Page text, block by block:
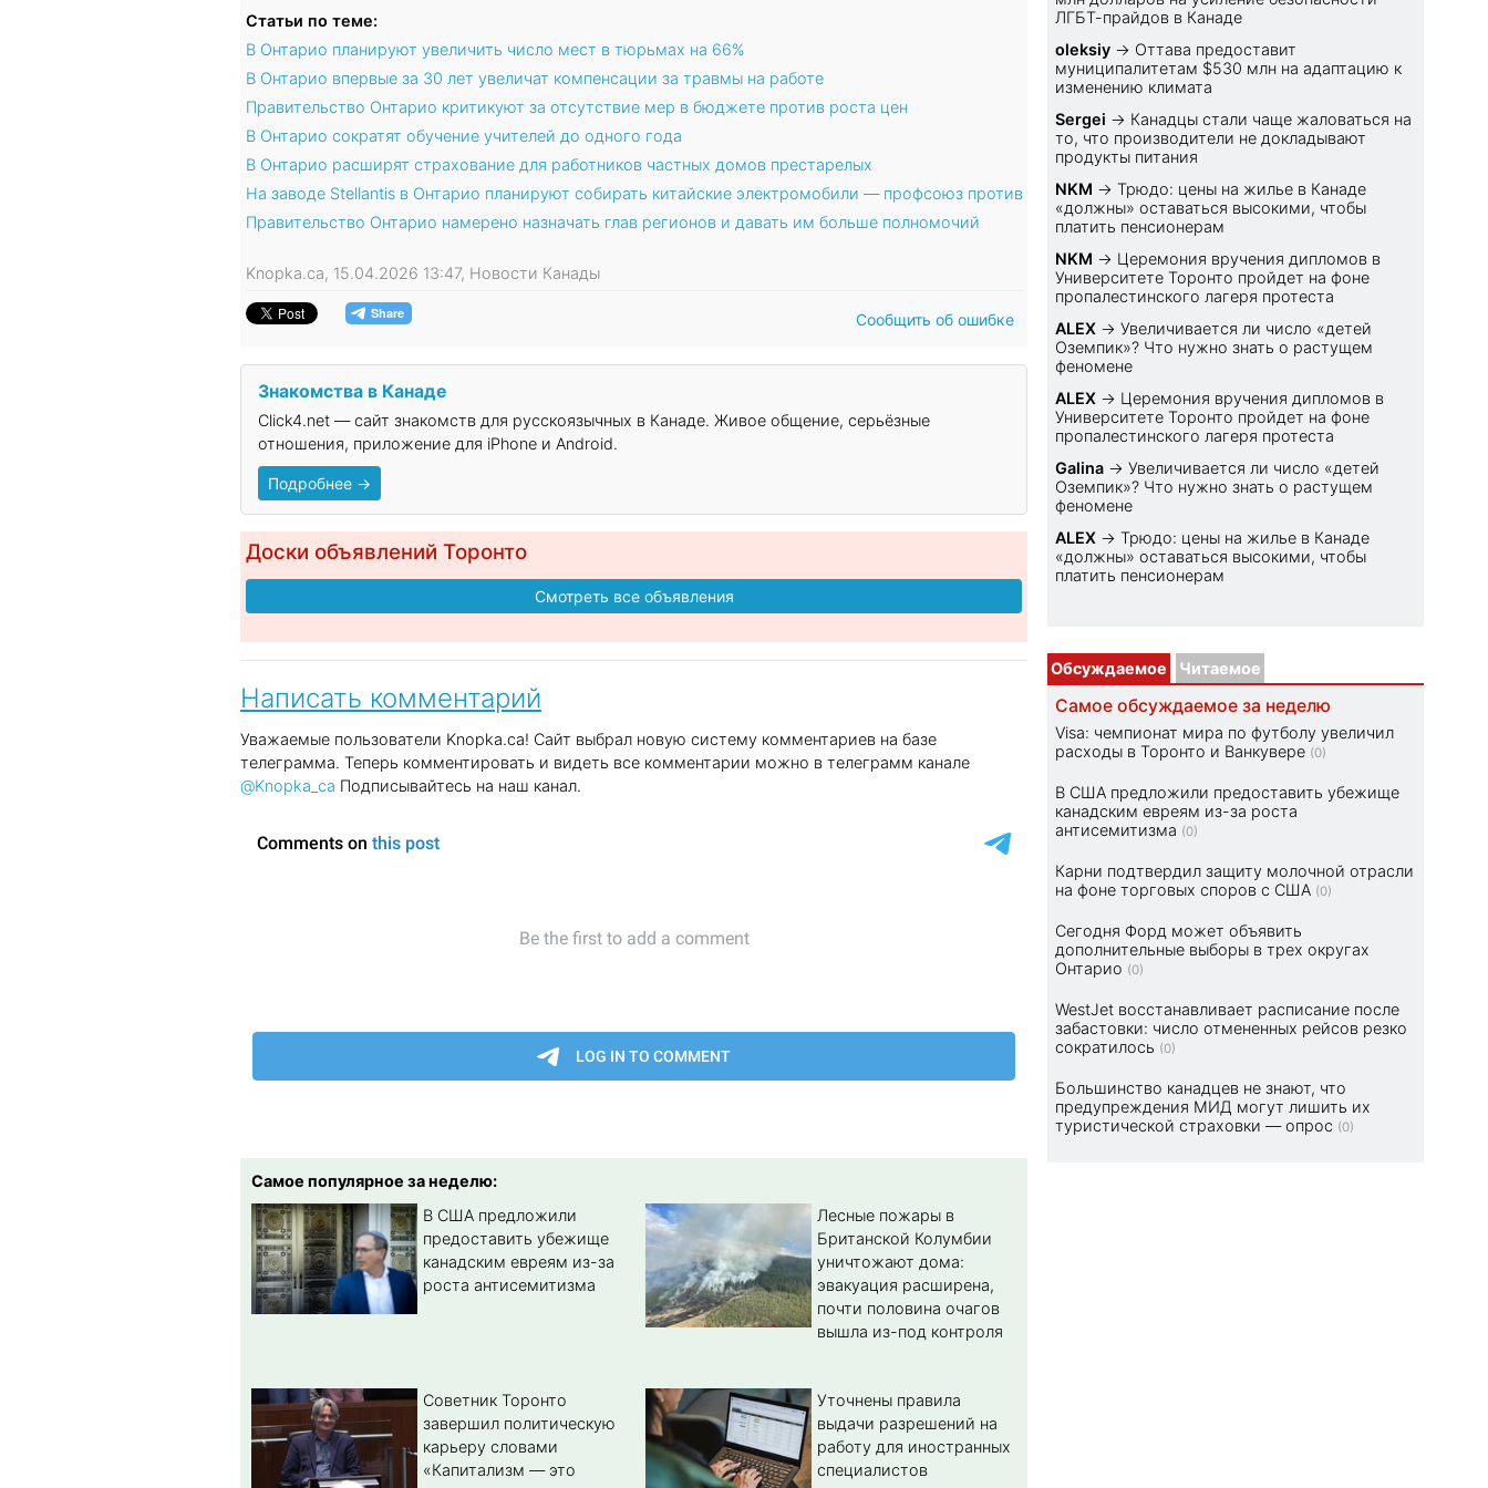
Статьи по теме:
В Онтарио планируют увеличить число мест в тюрьмах на 66%
В Онтарио впервые за 30 лет увеличат компенсации за травмы на работе
Правительство Онтарио критикуют за отсутствие мер в бюджете против роста цен
В Онтарио сократят обучение учителей до одного года
В Онтарио расширят страхование для работников частных домов престарелых
На заводе Stellantis в Онтарио планируют собирать китайские электромобили — профсоюз против
Правительство Онтарио намерено назначать глав регионов и давать им больше полномочий
Knopka.ca, 15.04.2026 13:47, Новости Канады
Сообщить об ошибке
Знакомства в Канаде
Click4.net — сайт знакомств для русскоязычных в Канаде. Живое общение, серьёзные
отношения, приложение для iPhone и Android.
Подробнее →
Доски объявлений Торонто
Смотреть все объявления
Написать комментарий
Уважаемые пользователи Knopka.ca! Сайт выбрал новую систему комментариев на базе
телеграмма. Теперь комментировать и видеть все комментарии можно в телеграмм канале
@Knopka_ca Подписывайтесь на наш канал.
Самое популярное за неделю:
В США предложили
предоставить убежище
канадским евреям из-за
роста антисемитизма
Лесные пожары в
Британской Колумбии
уничтожают дома:
эвакуация расширена,
почти половина очагов
вышла из-под контроля
Советник Торонто
завершил политическую
карьеру словами
«Капитализм — это
Уточнены правила
выдачи разрешений на
работу для иностранных
специалистов
ЛГБТ-прайдов в Канаде
oleksiy → Оттава предоставит
муниципалитетам $530 млн на адаптацию к
изменению климата
Sеrgei → Канадцы стали чаще жаловаться на
то, что производители не докладывают
продукты питания
NKM →Трюдо: цены на жилье в Канаде
«должны» оставаться высокими, чтобы
платить пенсионерам
NKM → Церемония вручения дипломов в
Университете Торонто пройдет на фоне
пропалестинского лагеря протеста
ALEX →Увеличивается ли число «детей
Оземпик»? Что нужно знать о растущем
феномене
ALEX → Церемония вручения дипломов в
Университете Торонто пройдет на фоне
пропалестинского лагеря протеста
Galina →Увеличивается ли число «детей
Оземпик»? Что нужно знать о растущем
феномене
ALEX →Трюдо: цены на жилье в Канаде
«должны» оставаться высокими, чтобы
платить пенсионерам
Обсуждаемое Читаемое
Самое обсуждаемое за неделю
Visa: чемпионат мира по футболу увеличил
расходы в Торонто и Ванкувере (0)
В США предложили предоставить убежище
канадским евреям из-за роста
антисемитизма (0)
Карни подтвердил защиту молочной отрасли
на фоне торговых споров с США (0)
Сегодня Форд может объявить
дополнительные выборы в трех округах
Онтарио (0)
WestJet восстанавливает расписание после
забастовки: число отмененных рейсов резко
сократилось (0)
Большинство канадцев не знают, что
предупреждения МИД могут лишить их
туристической страховки — опрос (0)